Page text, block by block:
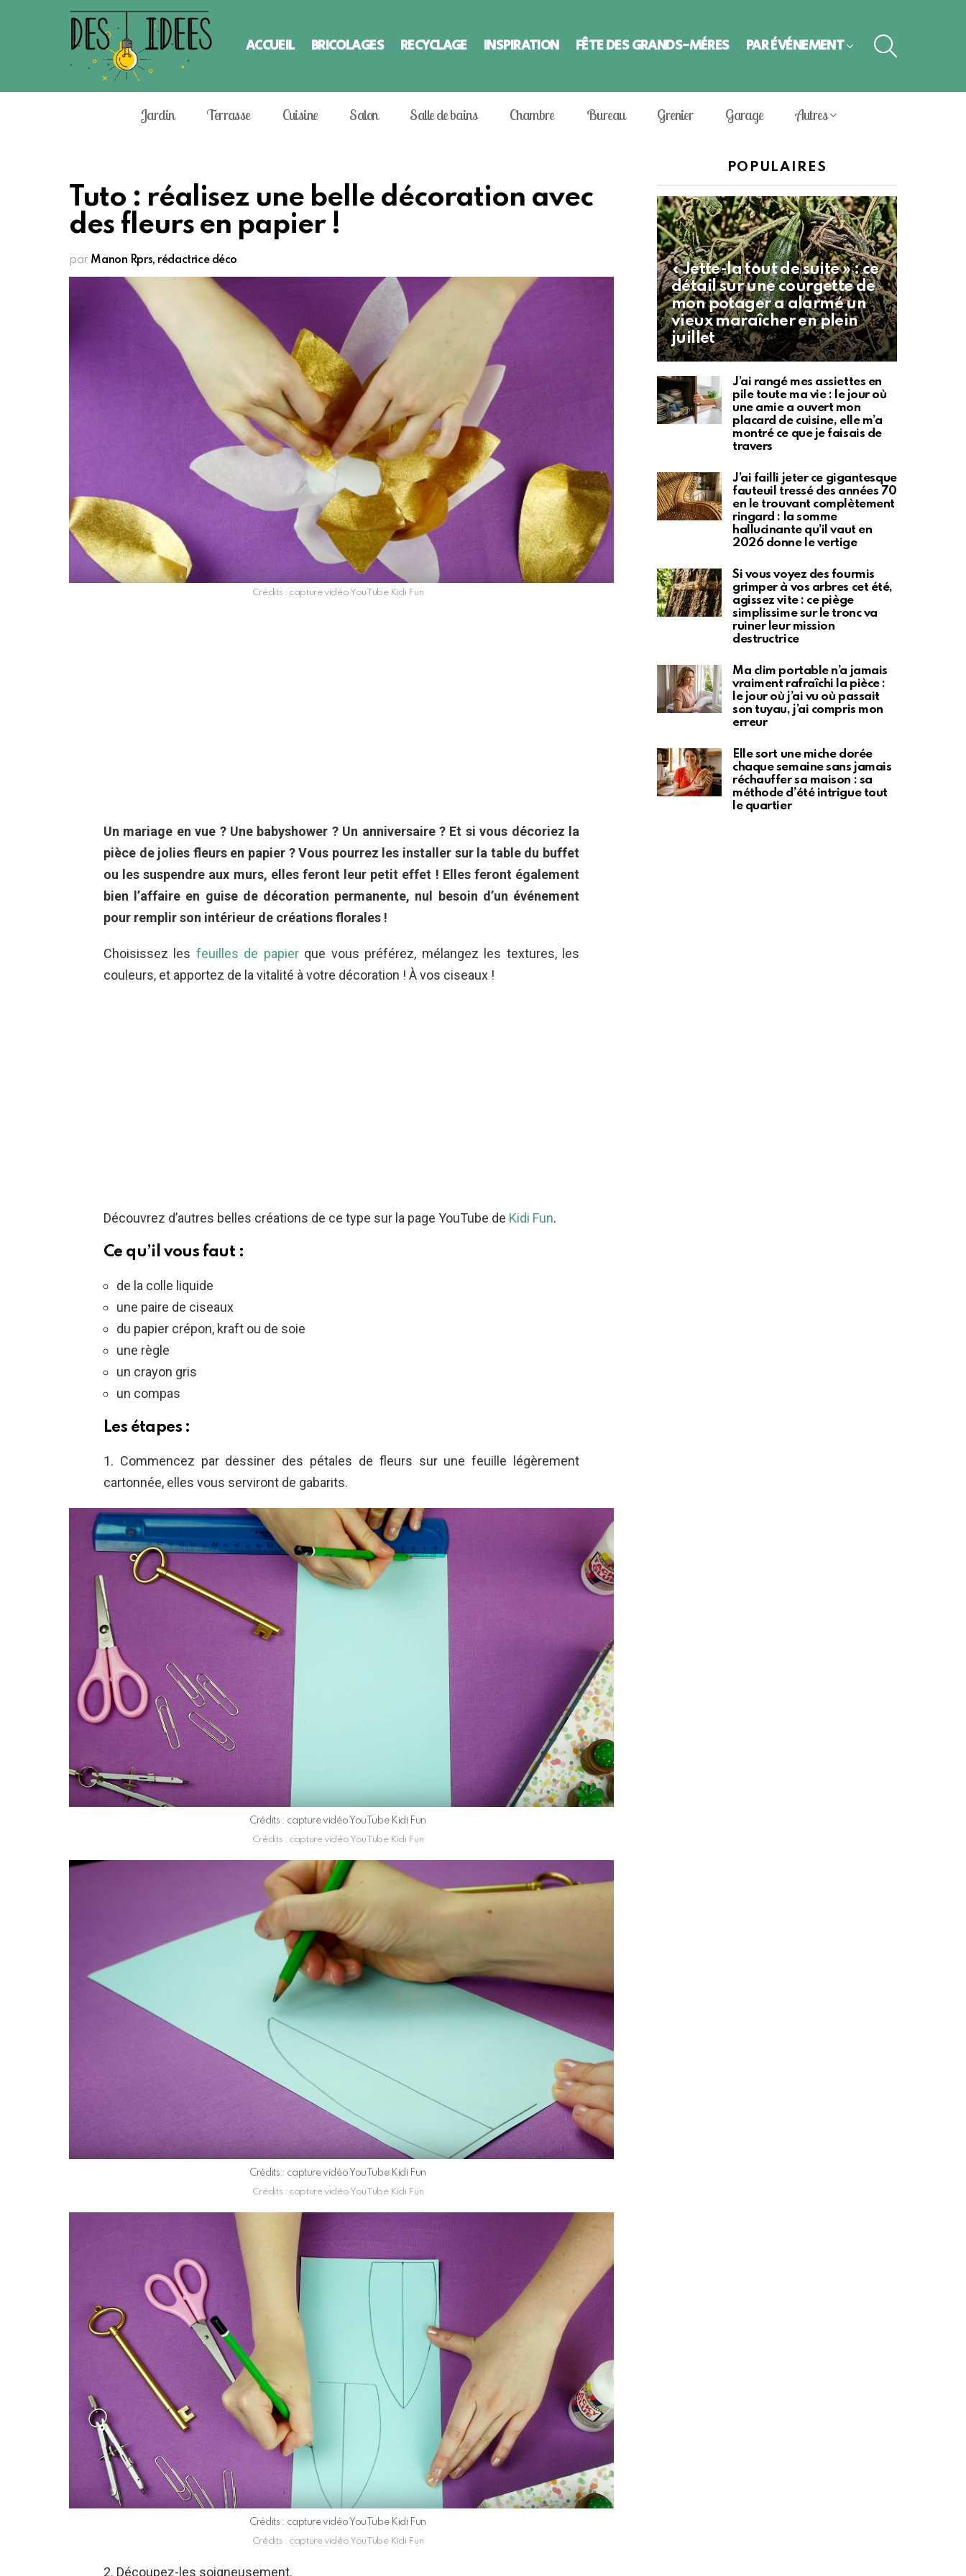
ACCUEIL BRICOLAGES RECYCLAGE INSPIRATION FÊTE DES GRANDS-MÈRES PAR ÉVÈNEMENT
Jardin Terrasse Cuisine Salon Salle de bains Chambre Bureau Grenier Garage Autres
Tuto : réalisez une belle décoration avec
des fleurs en papier !
par Manon Rprs, rédactrice déco
Crédits : capture vidéo YouTube Kidi Fun
Un mariage en vue ? Une babyshower ? Un anniversaire ? Et si vous décoriez la
pièce de jolies fleurs en papier ? Vous pourrez les installer sur la table du buffet
ou les suspendre aux murs, elles feront leur petit effet ! Elles feront également
bien l’affaire en guise de décoration permanente, nul besoin d’un événement
pour remplir son intérieur de créations florales !
Choisissez les feuilles de papierque vous préférez, mélangez les textures, les
couleurs, et apportez de la vitalité à votre décoration ! À vos ciseaux !
Découvrez d’autres belles créations de ce type sur la page YouTube de Kidi Fun.
Ce qu’il vous faut :
de la colle liquide
une paire de ciseaux
du papier crépon, kraft ou de soie
une règle
un crayon gris
un compas
Les étapes :
1. Commencez par dessiner des pétales de fleurs sur une feuille légèrement
cartonnée, elles vous serviront de gabarits.
Crédits : capture vidéo YouTube Kidi Fun
Crédits : capture vidéo YouTube Kidi Fun
Crédits : capture vidéo YouTube Kidi Fun
Crédits : capture vidéo YouTube Kidi Fun
Crédits : capture vidéo YouTube Kidi Fun
Crédits : capture vidéo YouTube Kidi Fun
2. Découpez-les soigneusement.
POPULAIRES
« Jette-la tout de suite » : ce
détail sur une courgette de
mon potager a alarmé un
vieux maraîcher en plein
juillet
J’ai rangé mes assiettes en
pile toute ma vie : le jour où
une amie a ouvert mon
placard de cuisine, elle m’a
montré ce que je faisais de
travers
J’ai failli jeter ce gigantesque
fauteuil tressé des années 70
en le trouvant complètement
ringard : la somme
hallucinante qu’il vaut en
2026 donne le vertige
Si vous voyez des fourmis
grimper à vos arbres cet été,
agissez vite : ce piège
simplissime sur le tronc va
ruiner leur mission
destructrice
Ma clim portable n’a jamais
vraiment rafraîchi la pièce :
le jour où j’ai vu où passait
son tuyau, j’ai compris mon
erreur
Elle sort une miche dorée
chaque semaine sans jamais
réchauffer sa maison : sa
méthode d’été intrigue tout
le quartier